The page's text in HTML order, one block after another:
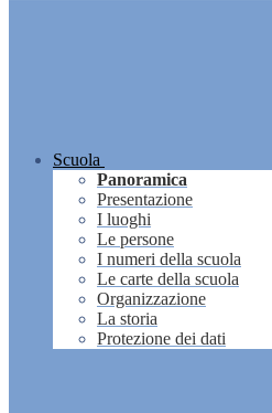
Scuola
Panoramica
Presentazione
I luoghi
Le persone
I numeri della scuola
Le carte della scuola
Organizzazione
La storia
Protezione dei dati